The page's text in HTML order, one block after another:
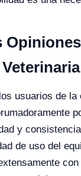
usuarios de la
y
de uso del